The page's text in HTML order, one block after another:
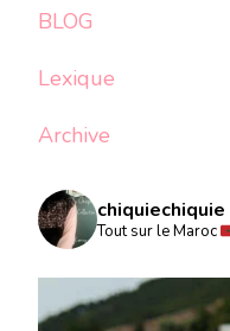
BLOG
Lexique
Archive
chiquiechiquie
Tout sur le Maroc